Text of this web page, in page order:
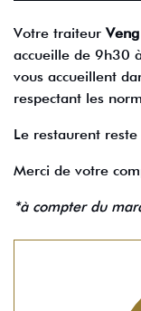
Votre traiteur
accueille de 9h30
vous accueillent
respectant les
Le restaurent
Merci de votre
*à compter du